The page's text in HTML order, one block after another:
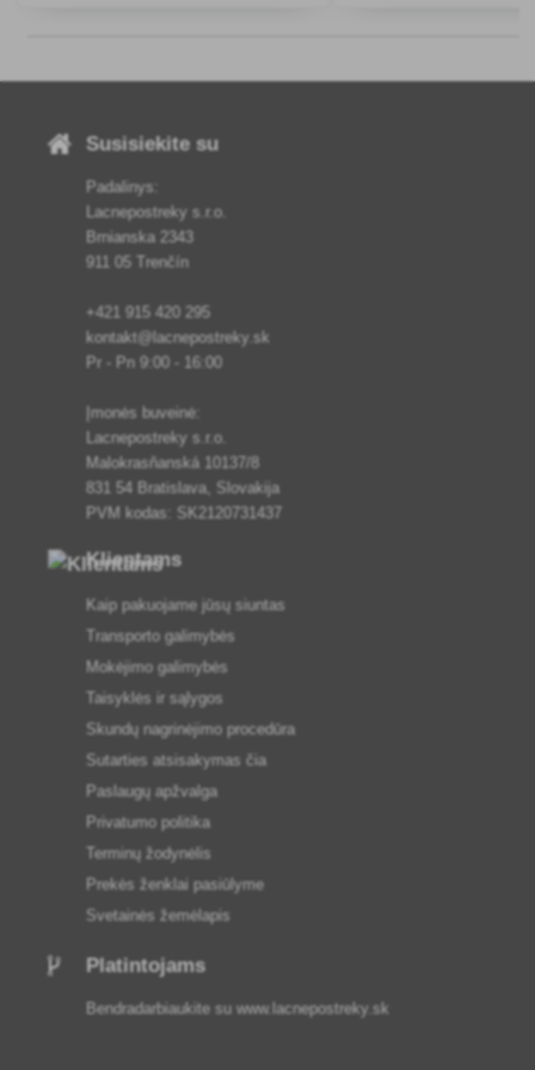
Susisiekite su
Padalinys:
Lacnepostreky s.r.o.
Brnianska 2343
911 05 Trenčín
+421 915 420 295
kontakt@lacnepostreky.sk
Pr - Pn 9:00 - 16:00
Įmonės buveinė:
Lacnepostreky s.r.o.
Malokrasňanská 10137/8
831 54 Bratislava, Slovakija
PVM kodas: SK2120731437
Klientams
Kaip pakuojame jūsų siuntas
Transporto galimybės
Mokėjimo galimybės
Taisyklės ir sąlygos
Skundų nagrinėjimo procedūra
Sutarties atsisakymas čia
Paslaugų apžvalga
Privatumo politika
Terminų žodynėlis
Prekės ženklai pasiūlyme
Svetainės žemėlapis
Platintojams
Bendradarbiaukite su www.lacnepostreky.sk